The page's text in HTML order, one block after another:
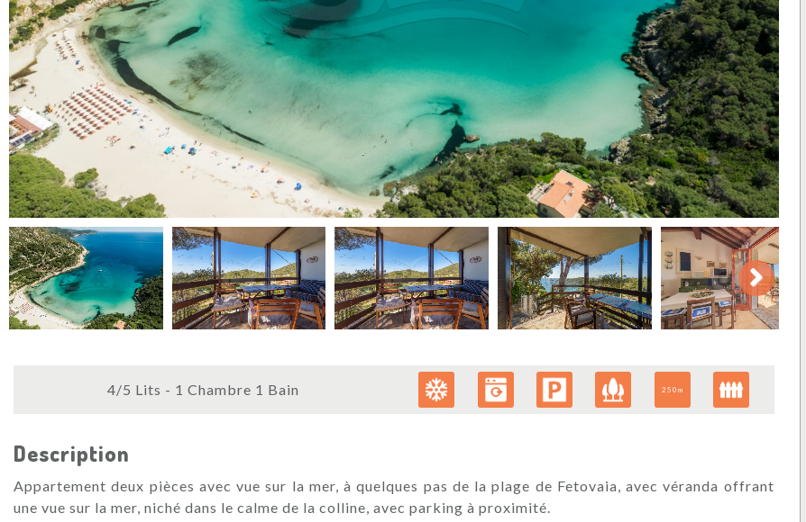
Next
4/5 Lits - 1 Chambre 1 Bain 250m
Description
Appartement deux pièces avec vue sur la mer, à quelques pas de la plage de Fetovaia, avec véranda offrant
une vue sur la mer, niché dans le calme de la colline, avec parking à proximité.